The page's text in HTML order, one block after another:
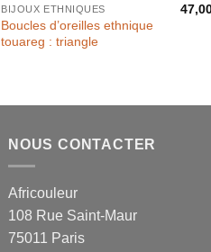
BIJOUX ETHNIQUES
Boucles d’oreilles ethnique
touareg : triangle
NOUS CONTACTER
Africouleur
108 Rue Saint-Maur
75011 Paris